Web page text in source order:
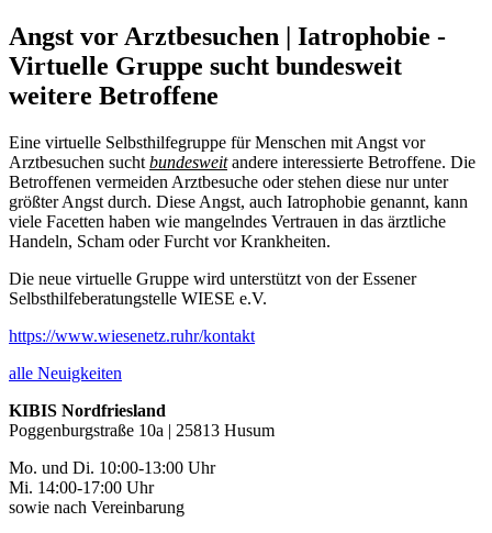
Angst vor Arztbesuchen | Iatrophobie -
Virtuelle Gruppe sucht bundesweit
weitere Betroffene
Eine virtuelle Selbsthilfegruppe für Menschen mit Angst vor
Arztbesuchen sucht bundesweitandere interessierte Betroffene. Die
Betroffenen vermeiden Arztbesuche oder stehen diese nur unter
größter Angst durch. Diese Angst, auch Iatrophobie genannt, kann
viele Facetten haben wie mangelndes Vertrauen in das ärztliche
Handeln, Scham oder Furcht vor Krankheiten.
Die neue virtuelle Gruppe wird unterstützt von der Essener
Selbsthilfeberatungstelle WIESE e.V.
https://www.wiesenetz.ruhr/kontakt
alle Neuigkeiten
KIBIS Nordfriesland
Poggenburgstraße 10a | 25813 Husum
Mo. und Di. 10:00-13:00 Uhr
Mi. 14:00-17:00 Uhr
sowie nach Vereinbarung